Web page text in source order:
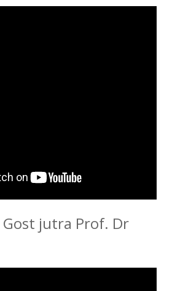
Gost jutra Prof. Dr